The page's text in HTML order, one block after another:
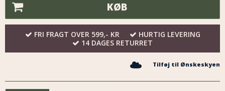
KØB
FRI FRAGT OVER 599,- KR
HURTIG LEVERING
14 DAGES RETURRET
Tilføj til Ønskeskyen